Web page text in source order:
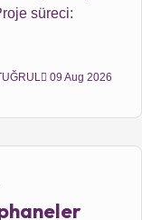
süreci:
09 Aug 2026